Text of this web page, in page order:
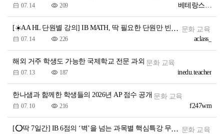
베테랑스에듀1
07. 14 209
[☀️AA HL 단원별 강의] IB MATH, 딱 필요한 단원만 빈틈없이! 문화 교육
aclass_
07. 14 226
해외 거주 학생도 가능한 국제학교 전문 과외 문화 교육
inedu.teacher
07. 13 187
한나샘과 함께한 학생들의 2026년 AP 점수 공개 문화 교육
f247wm
07. 10 216
[⭕딱 7일간] IB 6점의 ‘벽’을 넘는 과목별 핵심특강 무료 공개! 문화 교육